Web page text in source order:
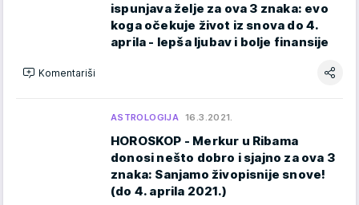
ispunjava želje za ova 3 znaka: evo
koga očekuje život iz snova do 4.
aprila - lepša ljubav i bolje finansije
Komentariši
ASTROLOGIJA 16.3.2021.
HOROSKOP - Merkur u Ribama
donosi nešto dobro i sjajno za ova 3
znaka: Sanjamo živopisnije snove!
(do 4. aprila 2021.)